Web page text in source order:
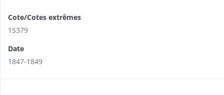
Cote/Cotes extrêmes
1S379
Date
1847-1849